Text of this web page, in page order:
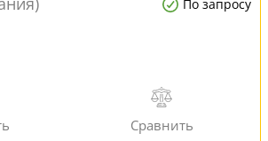
По запросу